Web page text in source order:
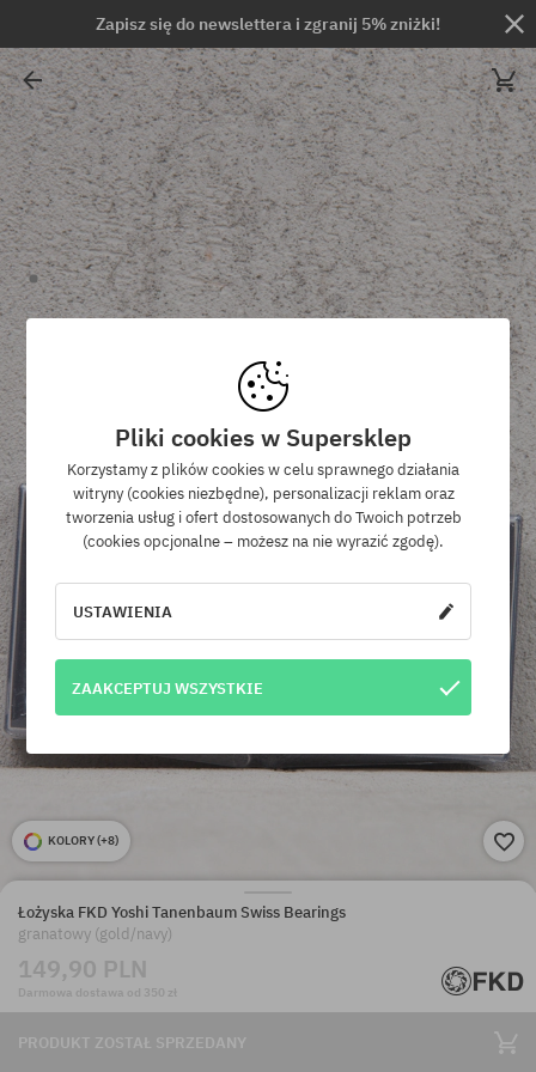
Zapisz się do newslettera i zgranij 5% zniżki!
KOLORY (+8)
Łożyska FKD Yoshi Tanenbaum Swiss Bearings
granatowy (gold/navy)
149,90 PLN
Darmowa dostawa od 350 zł
PRODUKT ZOSTAŁ SPRZEDANY
Pliki cookies w Supersklep
Korzystamy z plików cookies w celu sprawnego działania
witryny (cookies niezbędne), personalizacji reklam oraz
tworzenia usług i ofert dostosowanych do Twoich potrzeb
(cookies opcjonalne – możesz na nie wyrazić zgodę).
USTAWIENIA
ZAAKCEPTUJ WSZYSTKIE